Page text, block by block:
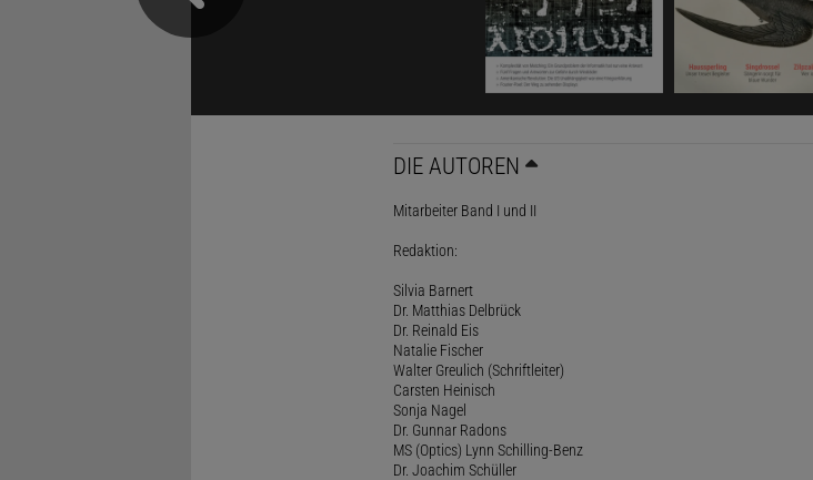
DIE AUTOREN
Mitarbeiter Band I und II
Redaktion:
Silvia Barnert
Dr. Matthias Delbrück
Dr. Reinald Eis
Natalie Fischer
Walter Greulich (Schriftleiter)
Carsten Heinisch
Sonja Nagel
Dr. Gunnar Radons
MS (Optics) Lynn Schilling-Benz
Dr. Joachim Schüller